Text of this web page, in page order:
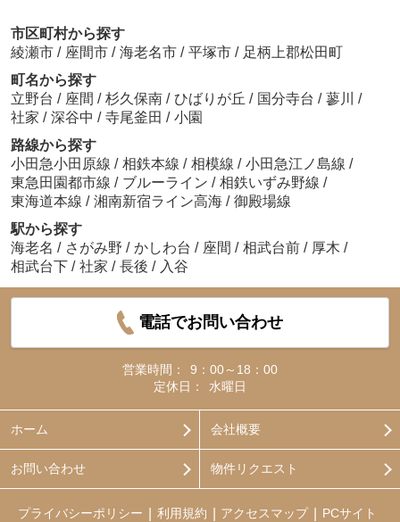
市区町村から探す
綾瀬市 / 座間市 / 海老名市 / 平塚市 / 足柄上郡松田町
町名から探す
立野台 / 座間 / 杉久保南 / ひばりが丘 / 国分寺台 / 蓼川 /
社家 / 深谷中 / 寺尾釜田 / 小園
路線から探す
小田急小田原線 / 相鉄本線 / 相模線 / 小田急江ノ島線 /
東急田園都市線 / ブルーライン / 相鉄いずみ野線 /
東海道本線 / 湘南新宿ライン高海 / 御殿場線
駅から探す
海老名 / さがみ野 / かしわ台 / 座間 / 相武台前 / 厚木 /
相武台下 / 社家 / 長後 / 入谷
電話でお問い合わせ
営業時間：
9：00～18：00
定休日：
水曜日
ホーム 会社概要
お問い合わせ 物件リクエスト
プライバシーポリシー 利用規約 アクセスマップ PCサイト